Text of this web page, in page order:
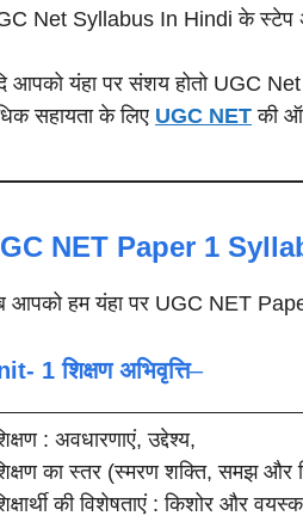
Net Syllabus In Hindi के स्टेप
आपको यंहा पर संशय होतो UGC
सहायता के लिए UGC NET की
NET Paper 1
आपको हम यंहा पर UGC NET
1 शिक्षण अभिवृत्ति–
: अवधारणाएं, उद्देश्य,
का स्तर (स्मरण शक्ति, समझ और
की विशेषताएं : किशोर और